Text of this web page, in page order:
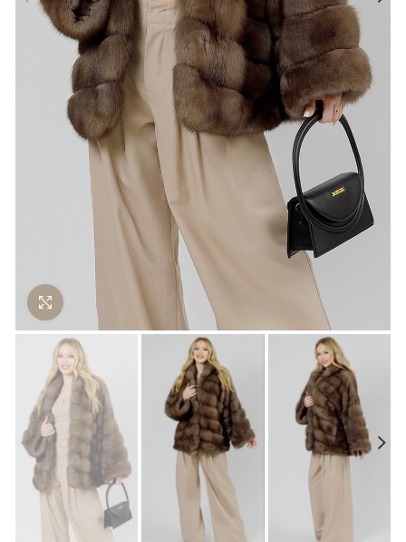
Нажмите чтобы увеличить